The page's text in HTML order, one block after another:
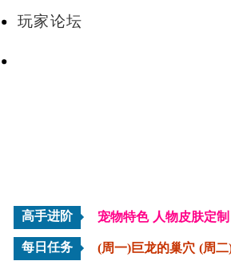
玩家论坛
高手进阶 宠物特色 人物皮肤定制
每日任务 (周一)巨龙的巢穴 (周